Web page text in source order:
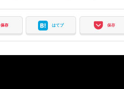
保存 はてブ 保存